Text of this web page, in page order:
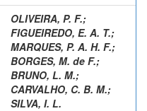
OLIVEIRA, P. F.;
FIGUEIREDO, E. A. T.;
MARQUES, P. A. H. F.;
BORGES, M. de F.;
BRUNO, L. M.;
CARVALHO, C. B. M.;
SILVA, I. L.